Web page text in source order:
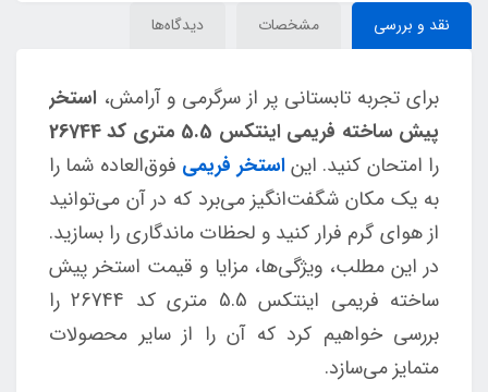
نقد و بررسی مشخصات دیدگاه‌ها
برای تجربه تابستانی پر از سرگرمی و آرامش، استخر
پیش ساخته فریمی اینتکس 5.5 متری کد 26744
را امتحان کنید. ایناستخر فریمی فوق‌العاده شما را
به یک مکان شگفت‌انگیز می‌برد که در آن می‌توانید
از هوای گرم فرار کنید و لحظات ماندگاری را بسازید.
در این مطلب، ویژگی‌ها، مزایا و قیمت استخر پیش
ساخته فریمی اینتکس 5.5 متری کد 26744 را
بررسی خواهیم کرد که آن را از سایر محصولات
متمایز می‌سازد.